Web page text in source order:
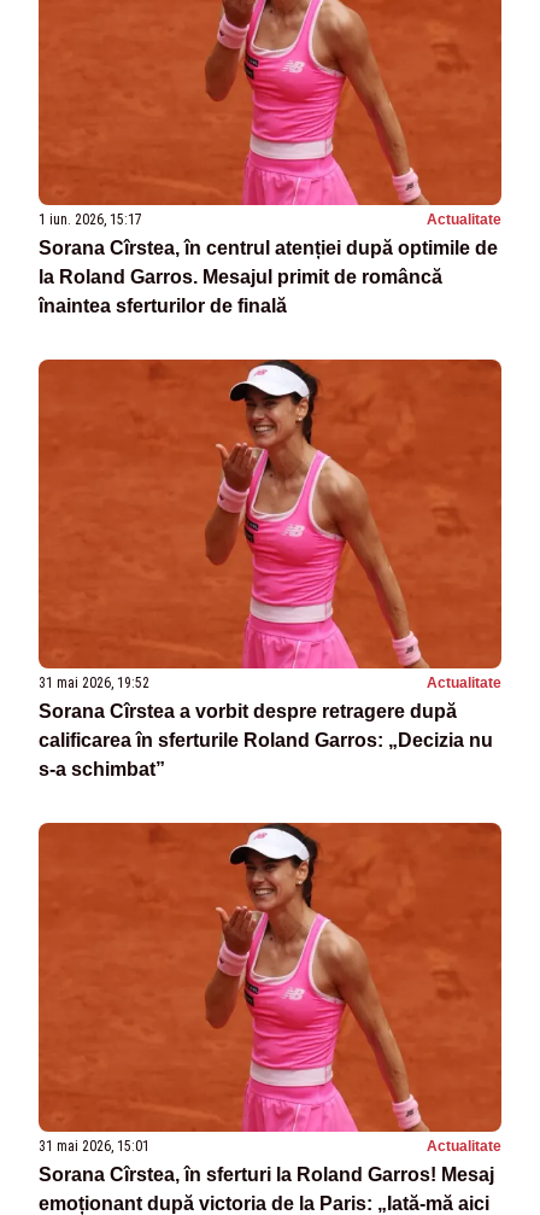
1 iun. 2026, 15:17 Actualitate
Sorana Cîrstea, în centrul atenției după optimile de
la Roland Garros. Mesajul primit de româncă
înaintea sferturilor de finală
31 mai 2026, 19:52 Actualitate
Sorana Cîrstea a vorbit despre retragere după
calificarea în sferturile Roland Garros: „Decizia nu
s-a schimbat”
31 mai 2026, 15:01 Actualitate
Sorana Cîrstea, în sferturi la Roland Garros! Mesaj
emoționant după victoria de la Paris: „Iată-mă aici